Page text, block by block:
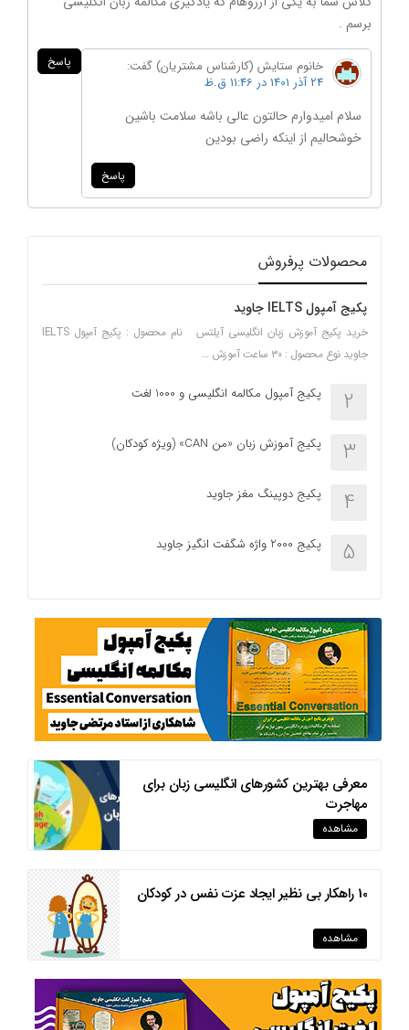
برسم .
پاسخ خانوم ستایش (کارشناس مشتریان) گفت:
24 آذر 1401 در 11:46 ق.ظ
سلام امیدوارم حالتون عالی باشه سلامت باشین
خوشحالیم از اینکه راضی بودین
پاسخ
محصولات پرفروش
پکیج آمپول IELTS جاوید
خرید پکیج آموزش زبان انگلیسی آیلتس نام محصول : پکیج آمپول IELTS
جاوید نوع محصول : ۳۰ ساعت آموزش …
2 پکیج آمپول مکالمه انگلیسی و 1000 لغت
3 پکیج آموزش زبان «من CAN» (ویژه کودکان)
4 پکیج دوپینگ مغز جاوید
5 پکیج 2000 واژه شگفت انگیز جاوید
معرفی بهترین کشورهای انگلیسی زبان برای
مهاجرت
مشاهده
10 راهکار بی نظیر ایجاد عزت نفس در کودکان
مشاهده